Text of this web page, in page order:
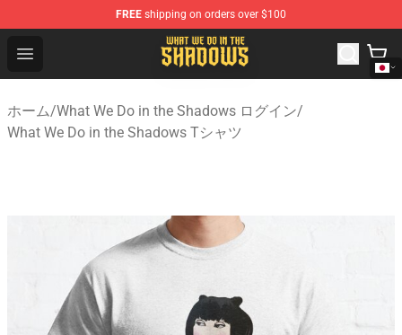
FREE shipping on orders over $100
Open menu
What We Do in the Shadows Shop - Official What We
ホーム/What We Do in the Shadows ログイン/
What We Do in the Shadows Tシャツ